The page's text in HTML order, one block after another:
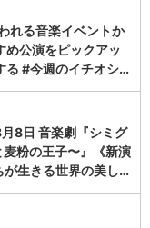
れる音楽イベントか
め公演をピックアッ
る #今週のイチオシ…
8日 音楽劇『シミグ
粉の王子〜』《新演
が生きる世界の美し…